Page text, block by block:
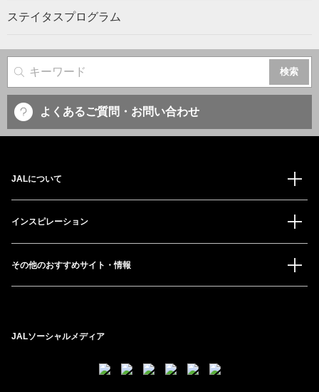
ステイタスプログラム
サイト内検索
よくあるご質問・お問い合わせ
JALについて
インスピレーション
その他のおすすめサイト・情報
JALソーシャルメディア